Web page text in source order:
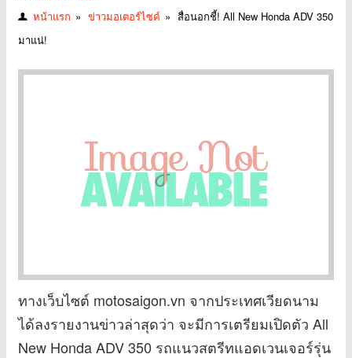
หน้าแรก » ข่าวมอเตอร์ไซค์ » สื่อนอกชี้! All New Honda ADV 350
มาแน่!
ทางเว็บไซต์ motosaigon.vn จากประเทศเวียดนาม
ได้ลงรายงานข่าวล่าสุดว่า จะมีการเตรียมเปิดตัว All
New Honda ADV 350 รถแนวสตรีทแอดเวนเจอร์รุ่น